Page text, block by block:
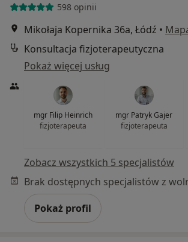
598 opinii
Mikołaja Kopernika 36a, Łódź •
Konsultacja fizjoterapeutyczna
Pokaż więcej usług
mgr Filip Heinrich
fizjoterapeuta
mgr Patryk Gajer
fizjoterapeuta
Zobacz wszystkich 5 specjalistów
Pokaż profil